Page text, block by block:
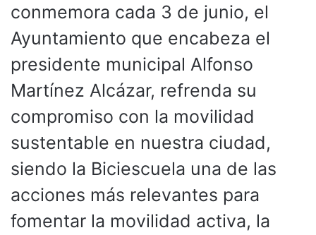
conmemora cada 3 de junio, el
Ayuntamiento que encabeza el
presidente municipal Alfonso
Martínez Alcázar, refrenda su
compromiso con la movilidad
sustentable en nuestra ciudad,
siendo la Biciescuela una de las
acciones más relevantes para
fomentar la movilidad activa, la